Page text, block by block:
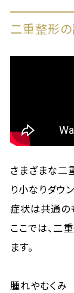
二重整形の
さまざまな二
り小なりダウ
症状は共通の
ここでは、二
ます。
腫れやむくみ